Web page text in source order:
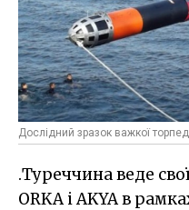
Дослідний зразок важкої
.Туреччина веде
ORKA і AKYA в